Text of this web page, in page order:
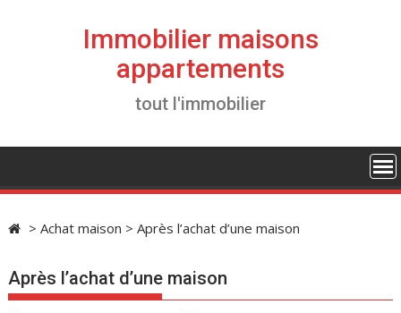
Immobilier maisons
appartements
tout l'immobilier
>Achat maison >Après l’achat d’une maison
Après l’achat d’une maison